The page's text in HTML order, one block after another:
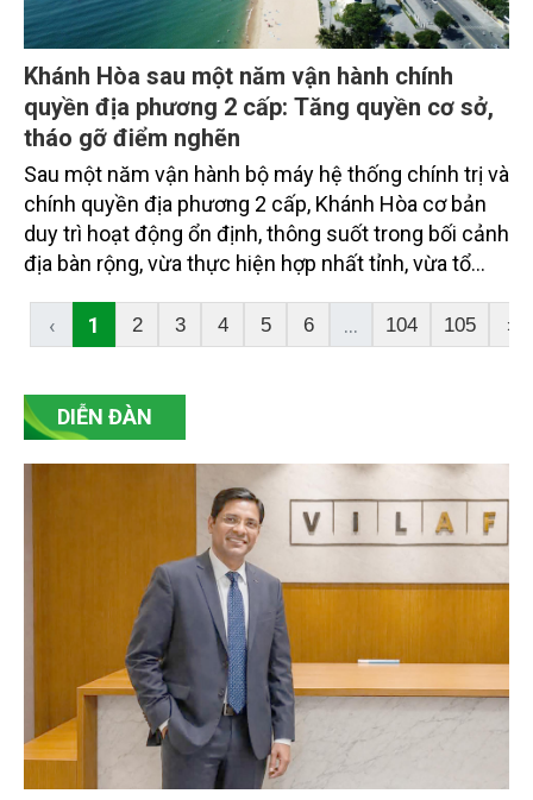
Khánh Hòa sau một năm vận hành chính
quyền địa phương 2 cấp: Tăng quyền cơ sở,
tháo gỡ điểm nghẽn
Sau một năm vận hành bộ máy hệ thống chính trị và
chính quyền địa phương 2 cấp, Khánh Hòa cơ bản
duy trì hoạt động ổn định, thông suốt trong bối cảnh
địa bàn rộng, vừa thực hiện hợp nhất tỉnh, vừa tổ
quyền giữa cấp tỉnh với cấp xã.
‹ 1 2 3 4 5 6 ... 104 105 ›
DIỄN ĐÀN